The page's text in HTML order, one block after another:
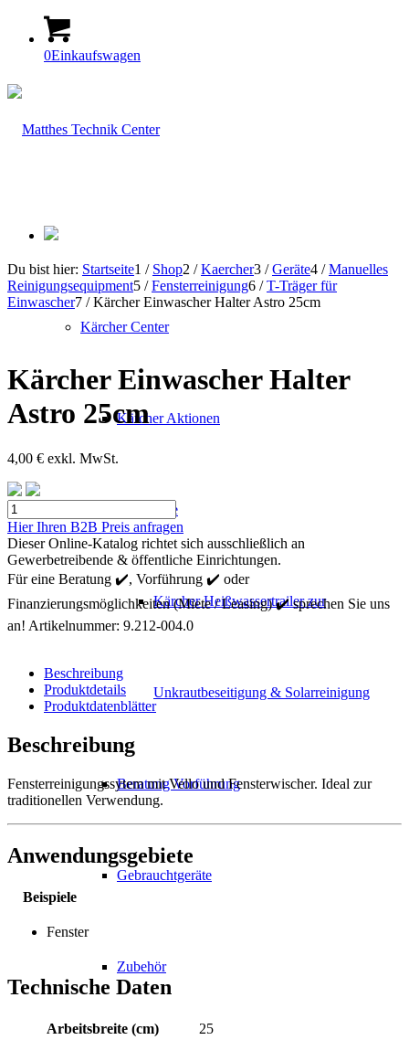
0Einkaufswagen
Kärcher Center
Kärcher Aktionen
Mietgeräte
Kärcher Heißwassertrailer zur
Unkrautbeseitigung & Solarreinigung
Beratung Vorführung
Gebrauchtgeräte
Zubehör
Du bist hier: Startseite1 / Shop2 / Kaercher3 / Geräte4 / Manuelles
Reinigungsequipment5 / Fensterreinigung6 / T-Träger für
Einwascher7 / Kärcher Einwascher Halter Astro 25cm
Kärcher Einwascher Halter
Astro 25cm
4,00 € exkl. MwSt.
Kärcher
Einwascher
Halter
Astro
25cm
Menge
Hier Ihren B2B Preis anfragen
Dieser Online-Katalog richtet sich ausschließlich an
Gewerbetreibende & öffentliche Einrichtungen.
Für eine Beratung ✔️, Vorführung ✔️ oder
Finanzierungsmöglichkeiten (Miete / Leasing) ✔️ sprechen Sie uns
an! Artikelnummer: 9.212-004.0
Beschreibung
Produktdetails
Produktdatenblätter
Beschreibung
Fensterreinigungssytem mit Vello und Fensterwischer. Ideal zur
traditionellen Verwendung.
Anwendungsgebiete
Beispiele
Fenster
Technische Daten
Arbeitsbreite (cm)
25